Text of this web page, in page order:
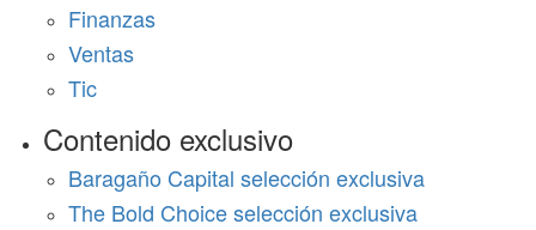
Finanzas
Ventas
Tic
Contenido exclusivo
Baragaño Capital selección exclusiva
The Bold Choice selección exclusiva